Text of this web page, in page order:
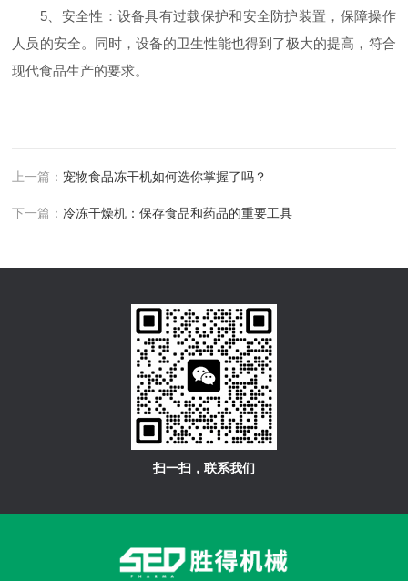
5、安全性：设备具有过载保护和安全防护装置，保障操作
人员的安全。同时，设备的卫生性能也得到了极大的提高，符合
现代食品生产的要求。
上一篇： 宠物食品冻干机如何选你掌握了吗？
下一篇：冷冻干燥机：保存食品和药品的重要工具
扫一扫，联系我们